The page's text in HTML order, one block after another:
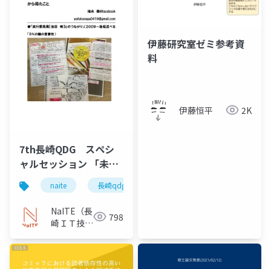
7th長崎QDG スペシ
ャルセッション 「未来
を想起する協創研究の
『三種の神器』」
naite 長崎qdg
NaITE（長
崎ＩＴ技術
798
伊藤研究室ゼミ参考資
料
伊藤恒平 2K